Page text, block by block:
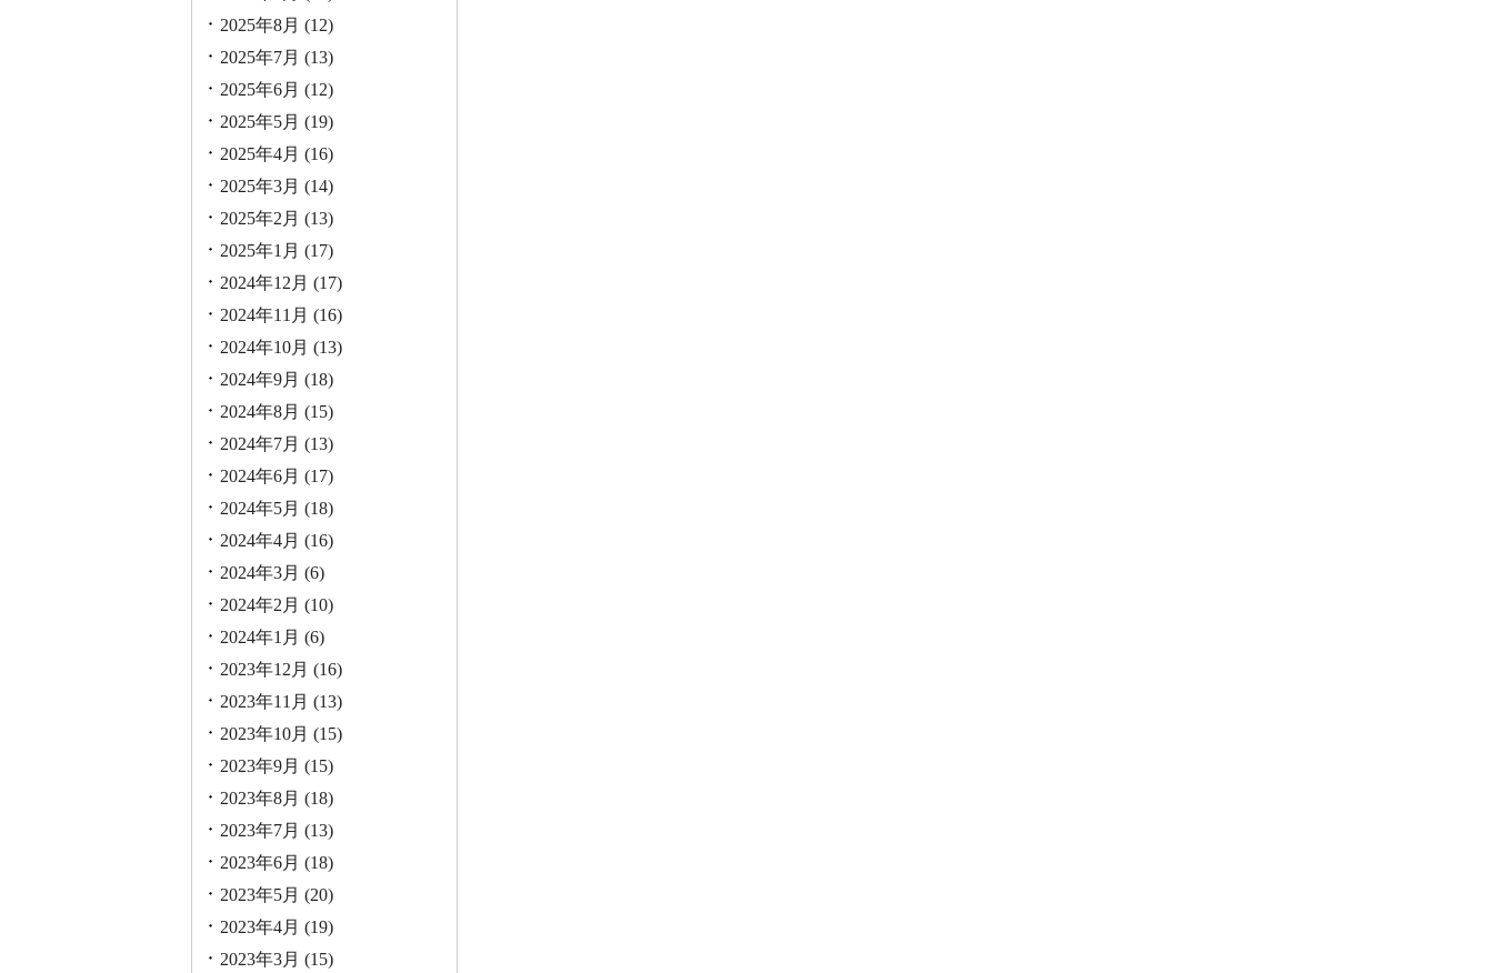
2025年8月 (12)
2025年7月 (13)
2025年6月 (12)
2025年5月 (19)
2025年4月 (16)
2025年3月 (14)
2025年2月 (13)
2025年1月 (17)
2024年12月 (17)
2024年11月 (16)
2024年10月 (13)
2024年9月 (18)
2024年8月 (15)
2024年7月 (13)
2024年6月 (17)
2024年5月 (18)
2024年4月 (16)
2024年3月 (6)
2024年2月 (10)
2024年1月 (6)
2023年12月 (16)
2023年11月 (13)
2023年10月 (15)
2023年9月 (15)
2023年8月 (18)
2023年7月 (13)
2023年6月 (18)
2023年5月 (20)
2023年4月 (19)
2023年3月 (15)